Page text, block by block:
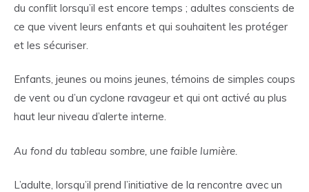
du conflit lorsqu’il est encore temps ; adultes conscients de
ce que vivent leurs enfants et qui souhaitent les protéger
et les sécuriser.
Enfants, jeunes ou moins jeunes, témoins de simples coups
de vent ou d’un cyclone ravageur et qui ont activé au plus
haut leur niveau d’alerte interne.
Au fond du tableau sombre, une faible lumière.
L’adulte, lorsqu’il prend l’initiative de la rencontre avec un